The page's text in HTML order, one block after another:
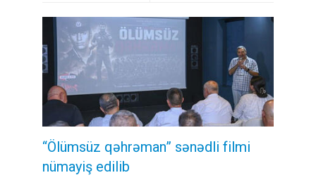
“Ölümsüz qəhrəman” sənədli filmi
nümayiş edilib